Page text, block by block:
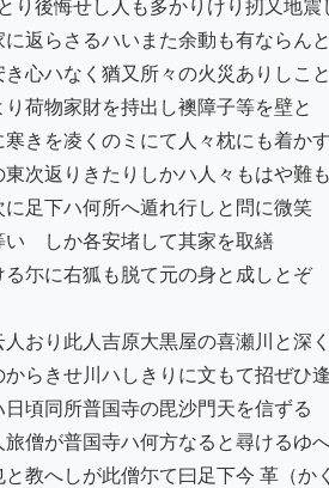
返らさるハいまた余動も有ならんと
心ハなく猶又所々の火災ありしこと
荷物家財を持出し襖障子等を壁と
きを凌くのミにて人々枕にも着かす
次返りきたりしかハ人々もはや難
足下ハ何所へ遁れ行しと問に微笑
ゝしか各安堵して其家を取繕
尓に右狐も脱て元の身と成しとぞ
おり此人吉原大黒屋の喜瀬川と深く
らきせ川ハしきりに文もて招ぜひ
頃同所普国寺の毘沙門天を信ずる
僧が普国寺ハ何方なると尋けるゆ
教へしが此僧尓て曰足下今 革（か